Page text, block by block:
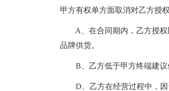
甲方有权单方面取消对乙方授
A、在合同期内，乙方授权
品牌供货。
B、乙方低于甲方终端建议
D、乙方在经营过程中，因